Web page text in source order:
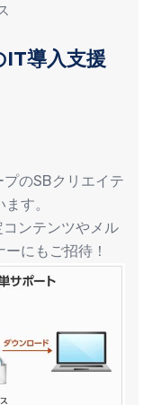
導入支援
のSBクリエイテ
す。
ンテンツやメル
にもご招待！